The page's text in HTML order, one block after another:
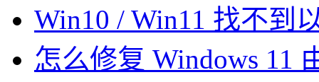
Win10 / Win11 找不到
怎么修复 Windows 11